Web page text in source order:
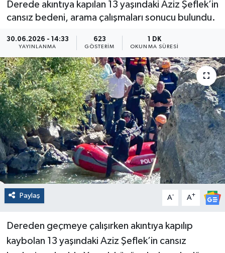
Derede akıntıya kapılan 13 yaşındaki Aziz Şeflek’in
cansız bedeni, arama çalışmaları sonucu bulundu.
30.06.2026 - 14:33
YAYINLANMA
623
GÖSTERIM
1 DK
OKUNMA SÜRESI
Paylaş A- A+
Dereden geçmeye çalışırken akıntıya kapılıp
kaybolan 13 yaşındaki Aziz Şeflek’in cansız
Son Dakika Haberleri
Haber Arşivi